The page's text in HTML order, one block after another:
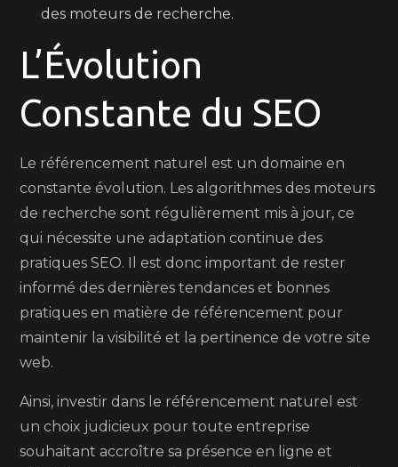
des moteurs de recherche.
L’Évolution
Constante du SEO
Le référencement naturel est un domaine en
constante évolution. Les algorithmes des moteurs
de recherche sont régulièrement mis à jour, ce
qui nécessite une adaptation continue des
pratiques SEO. Il est donc important de rester
informé des dernières tendances et bonnes
pratiques en matière de référencement pour
maintenir la visibilité et la pertinence de votre site
web.
Ainsi, investir dans le référencement naturel est
un choix judicieux pour toute entreprise
souhaitant accroître sa présence en ligne et